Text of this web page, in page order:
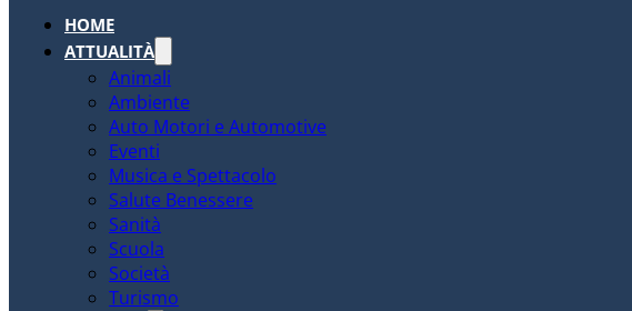
HOME
ATTUALITÀ
Animali
Ambiente
Auto Motori e Automotive
Eventi
Musica e Spettacolo
Salute Benessere
Sanità
Scuola
Società
Turismo